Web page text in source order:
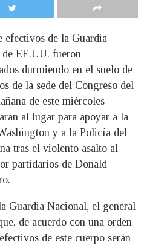
efectivos de la Guardia
EE.UU. fueron
durmiendo en el suelo de
de la sede del Congreso del
de este miércoles
al lugar para apoyar a la
y a la Policía del
tras el violento asalto al
partidarios de Donald
Guardia Nacional, el general
de acuerdo con una orden
de este cuerpo serán